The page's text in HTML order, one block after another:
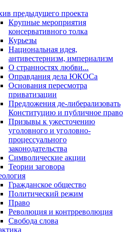
предыдущего проекта
Крупные мероприятия
консервативного толка
Курьезы
Национальная идея,
антивестернизм, империализм
О странностях любви...
Оправдания дела ЮКОСа
Основания пересмотра
приватизации
Предложения де-либерализовать
Конституцию и публичное право
Призывы к ужесточению
уголовного и уголовно-
процессуального
законодательства
Символические акции
Теории заговора
Гражданское общество
Политический режим
Право
Революция и контрреволюция
Свобода слова